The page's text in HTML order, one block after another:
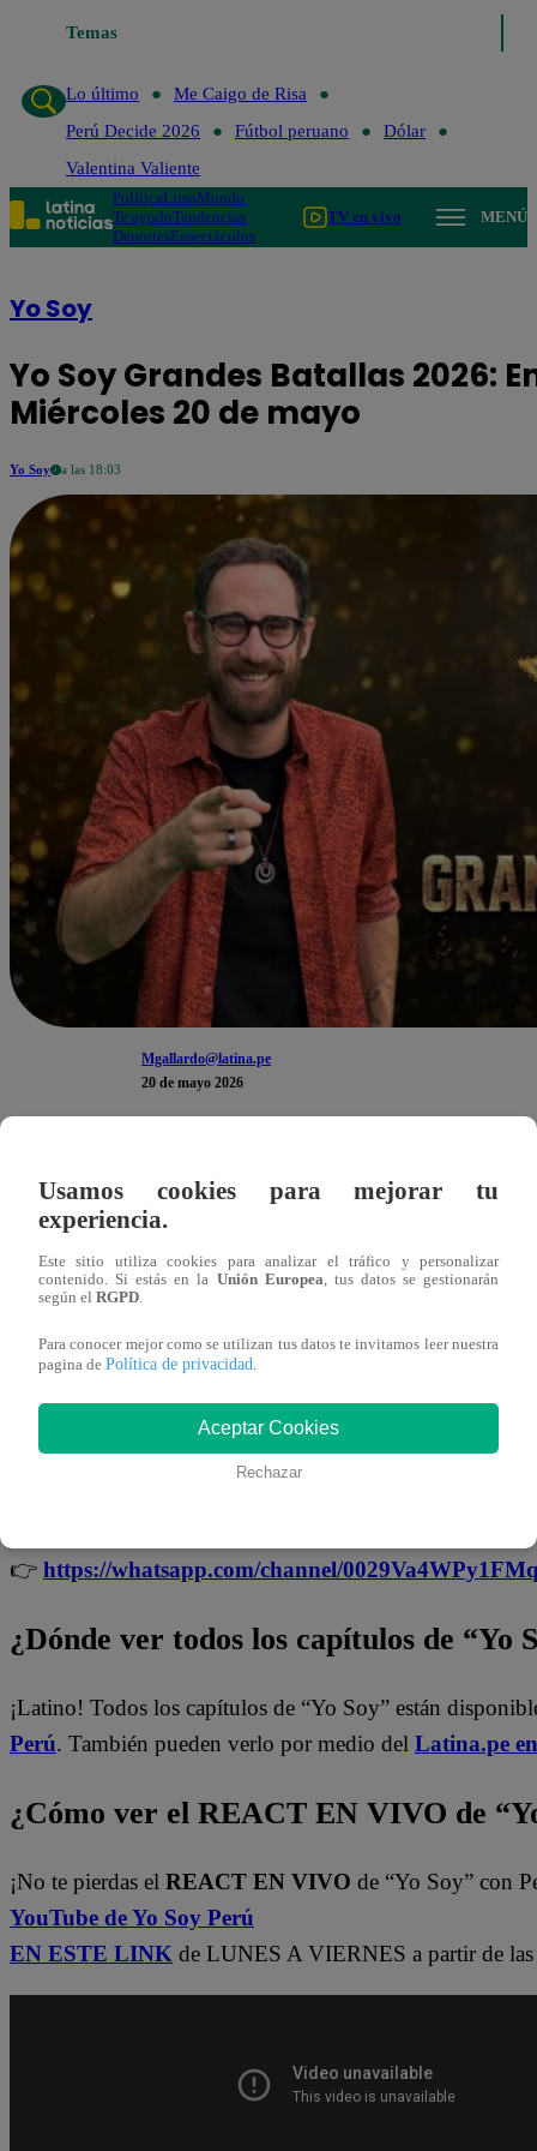
Temas
Lo último
Me Caigo de Risa
Perú Decide 2026
Fútbol peruano
Dólar
Valentina Valiente
PolíticaLimaMundo
Te ayudoTendencias
DeportesEspectáculos
TV en vivo MENÚ
Yo Soy
Yo Soy Grandes Batallas 2026:
Miércoles 20 de mayo
Yo Soy a las 18:03
Mgallardo@latina.pe
20 de mayo 2026
continuación, te presentamos la encuesta delmiércoles
ella para participar. Recuerda que solo puedes votar
opinión es MUY valiosa!
¡No te olvides de unirte a nuestro
¡No te pierdas de contenido y noticias
👉 https://whatsapp.com/channel/
¿Dónde ver todos los capítulos de “Yo
¡Latino! Todos los capítulos de “Yo Soy” están
Perú. También pueden verlo por medio del Latina.pe
¿Cómo ver el REACT EN VIVO de
¡No te pierdas el REACT EN VIVO de “Yo Soy” con
YouTube de Yo Soy Perú
EN ESTE LINK de LUNES A VIERNES a partir de
Usamos cookies para mejorar tu
experiencia.
Este sitio utiliza cookies para analizar el tráfico y personalizar
contenido. Si estás en la Unión Europea , tus datos se gestionarán
según el RGPD
Para conocer mejor como se utilizan tus datos te invitamos leer nuestra
pagina de Política de privacidad
Aceptar Cookies
Rechazar